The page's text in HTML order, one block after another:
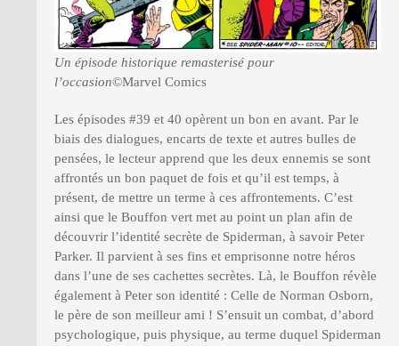
Un épisode historique remasterisé pour
l’occasion©Marvel Comics
Les épisodes #39 et 40 opèrent un bon en avant. Par le
biais des dialogues, encarts de texte et autres bulles de
pensées, le lecteur apprend que les deux ennemis se sont
affrontés un bon paquet de fois et qu’il est temps, à
présent, de mettre un terme à ces affrontements. C’est
ainsi que le Bouffon vert met au point un plan afin de
découvrir l’identité secrète de Spiderman, à savoir Peter
Parker. Il parvient à ses fins et emprisonne notre héros
dans l’une de ses cachettes secrètes. Là, le Bouffon révèle
également à Peter son identité : Celle de Norman Osborn,
le père de son meilleur ami ! S’ensuit un combat, d’abord
psychologique, puis physique, au terme duquel Spiderman